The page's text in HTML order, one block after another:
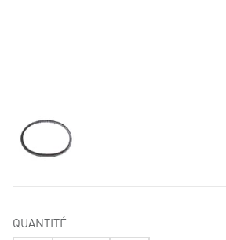
QUANTITÉ